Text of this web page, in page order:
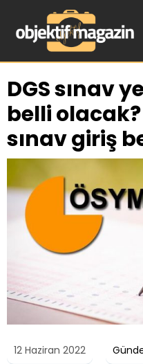
DGS sınav
belli olacak?
sınav giriş
12 Haziran 2022